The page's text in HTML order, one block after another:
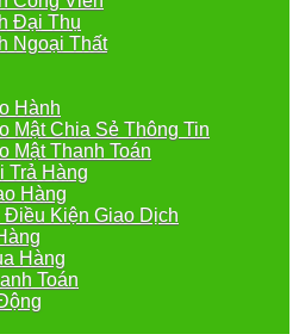
Đại Thụ
Ngoại Thất
Hành
Mật Chia Sẻ Thông Tin
Mật Thanh Toán
Trả Hàng
Hàng
Kiện Giao Dịch
Hàng
Toán